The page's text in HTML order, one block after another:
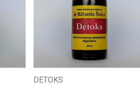
DETOKS